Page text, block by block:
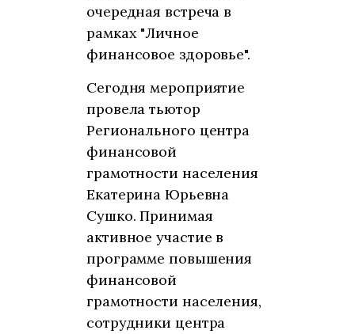
очередная встреча в
рамках "Личное
финансовое здоровье".
Сегодня мероприятие
провела тьютор
Регионального центра
финансовой
грамотности населения
Екатерина Юрьевна
Сушко. Принимая
активное участие в
программе повышения
финансовой
грамотности населения,
сотрудники центра